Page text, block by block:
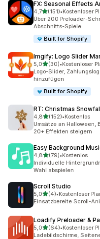
FX: Seasonal Effects
4,7von 5 Sternen
(151)
151 Rezensionen
•Kostenloser
Über 200 Preloader-
Abschnitts-Spiele
Built for Shopify
Imgify: Logo Slider
5,0von 5 Sternen
(30)
30 Rezensionen
•Kostenloser
Logo-Slider,
hinzufügen
Built for Shopify
RT: Christmas
4,8von 5 Sternen
(152)
152 Rezensionen
•Kostenlos
Umsätze an Halloween,
20+ Effekten steigern
Easy Background
4,8von 5 Sternen
(79)
79 Rezensionen
•Kostenlos
Individuelle
Wahl abspielen
Scroll Studio
5,0von 5 Sternen
(4)
4 Rezensionen
•Kostenloser
Einsatzbereite Scroll-
Loadify Preloader &
5,0von 5 Sternen
(64)
64 Rezensionen
•Kostenloser
Ladebildschirme,